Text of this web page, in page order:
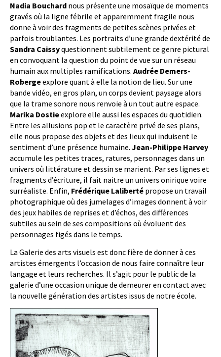
Nadia Bouchard nous présente une mosaïque de moments
gravés où la ligne fébrile et apparemment fragile nous
donne à voir des fragments de petites scènes privées et
parfois troublantes. Les portraits d’une grande dextérité de
Sandra Caissyquestionnent subtilement ce genre pictural
en convoquant la question du point de vue sur un réseau
humain aux multiples ramifications. Audrée Demers-
Robergeexplore quant à elle la notion de lieu. Sur une
bande vidéo, en gros plan, un corps devient paysage alors
que la trame sonore nous renvoie à un tout autre espace.
Marika Dostieexplore elle aussi les espaces du quotidien.
Entre les allusions pop et le caractère privé de ses plans,
elle nous propose des objets et des lieux qui induisent le
sentiment d’une présence humaine. Jean-Philippe Harvey
accumule les petites traces, ratures, personnages dans un
univers où littérature et dessin se marient. Par ses lignes et
fragments d’écriture, il fait naitre un univers onirique voire
surréaliste. Enfin, Frédérique Laliberté propose un travail
photographique où des jumelages d’images donnent à voir
des jeux habiles de reprises et d’échos, des différences
subtiles au sein de ses compositions où évoluent des
personnages figés dans le temps.
La Galerie des arts visuels est donc fière de donner à ces
artistes émergents l’occasion de nous faire connaître leur
langage et leurs recherches. Il s’agit pour le public de la
galerie d’une occasion unique de demeurer en contact avec
la nouvelle génération des artistes issus de notre école.